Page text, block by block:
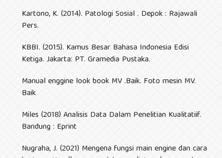
Kartono, K. (2014). Patologi Sosial . Depok : Rajawali
Pers.
KBBI. (2015). Kamus Besar Bahasa Indonesia Edisi
Ketiga. Jakarta: PT. Gramedia Pustaka.
Manual enggine look book MV .Baik. Foto mesin MV.
Baik
Miles (2018) Analisis Data Dalam Penelitian Kualitatiif.
Bandung : Eprint
Nugraha, J. (2021) Mengena fungsi main engine dan cara